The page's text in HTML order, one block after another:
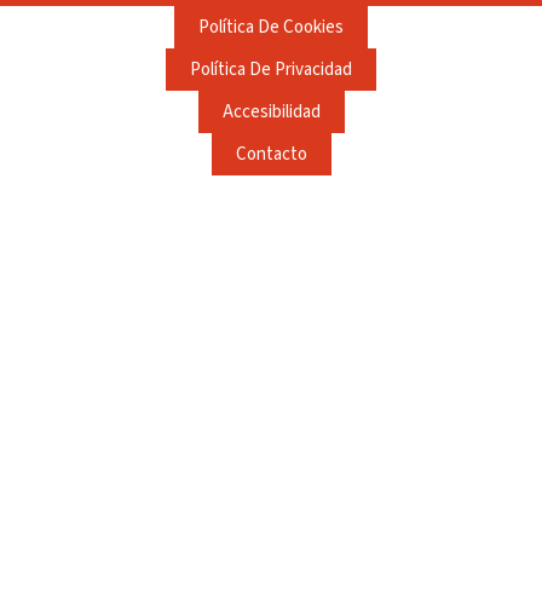
Política De Cookies
Política De Privacidad
Accesibilidad
Contacto